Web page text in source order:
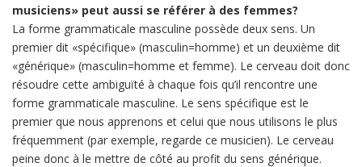
musiciens» peut aussi se référer à des femmes?
La forme grammaticale masculine possède deux sens. Un
premier dit «spécifique» (masculin=homme) et un deuxième dit
«générique» (masculin=homme et femme). Le cerveau doit donc
résoudre cette ambiguïté à chaque fois qu’il rencontre une
forme grammaticale masculine. Le sens spécifique est le
premier que nous apprenons et celui que nous utilisons le plus
fréquemment (par exemple, regarde ce musicien). Le cerveau
peine donc à le mettre de côté au profit du sens générique.